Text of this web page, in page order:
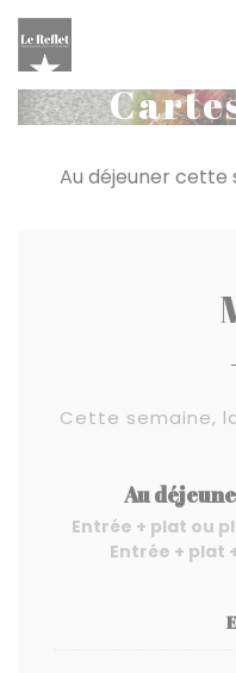
Personnalisation de vos
Au déjeuner cette
Cette semaine,
Au
Entrée + plat ou
Entrée + plat